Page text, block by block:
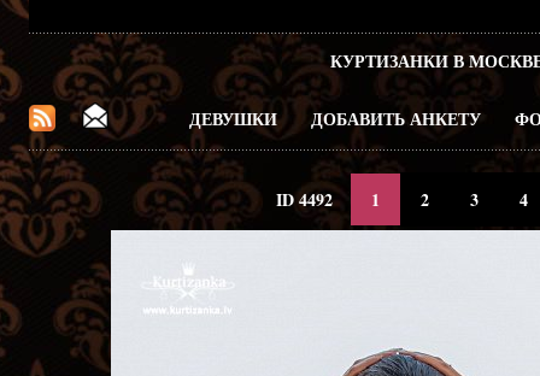
КУРТИЗАНКИ В
ДЕВУШКИ ДОБАВИТЬ АНКЕТУ
ID 4492 1 2 3 4